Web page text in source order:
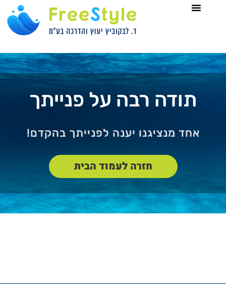
תודה רבה על פנייתך
אחד מנציגנו יענה לפנייתך בהקדם!
חזרה לעמוד הבית